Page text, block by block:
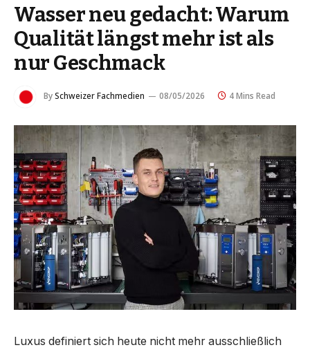
Wasser neu gedacht: Warum
Qualität längst mehr ist als
nur Geschmack
BySchweizer Fachmedien 08/05/2026 4 Mins Read
Luxus definiert sich heute nicht mehr ausschließlich